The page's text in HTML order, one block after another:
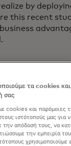
by
this recent
τα cookies
σας
cookies και παρόμοιες
ιστότοπούς μας για
την απόδοσή τους, να
την εμπειρία